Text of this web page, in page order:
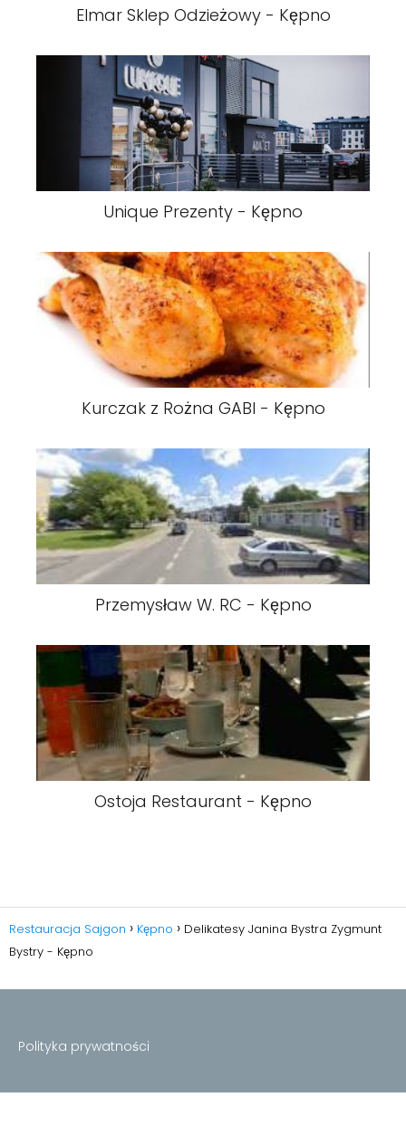
Elmar Sklep Odzieżowy - Kępno
Unique Prezenty - Kępno
Kurczak z Rożna GABI - Kępno
Przemysław W. RC - Kępno
Ostoja Restaurant - Kępno
Restauracja Sajgon Kępno
Delikatesy Janina Bystra Zygmunt
Bystry - Kępno
Polityka prywatności